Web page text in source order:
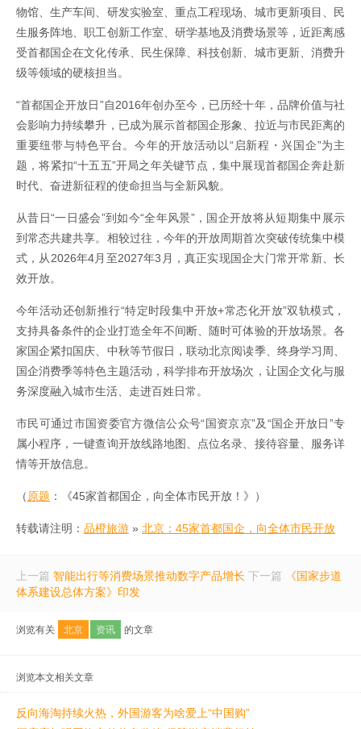
物馆、生产车间、研发实验室、重点工程现场、城市更新项目、民
生服务阵地、职工创新工作室、研学基地及消费场景等，近距离感
受首都国企在文化传承、民生保障、科技创新、城市更新、消费升
级等领域的硬核担当。
“首都国企开放日”自2016年创办至今，已历经十年，品牌价值与社
会影响力持续攀升，已成为展示首都国企形象、拉近与市民距离的
重要纽带与特色平台。今年的开放活动以“启新程・兴国企”为主
题，将紧扣“十五五”开局之年关键节点，集中展现首都国企奔赴新
时代、奋进新征程的使命担当与全新风貌。
从昔日“一日盛会”到如今“全年风景”，国企开放将从短期集中展示
到常态共建共享。相较过往，今年的开放周期首次突破传统集中模
式，从2026年4月至2027年3月，真正实现国企大门常开常新、长
效开放。
今年活动还创新推行“特定时段集中开放+常态化开放”双轨模式，
支持具备条件的企业打造全年不间断、随时可体验的开放场景。各
家国企紧扣国庆、中秋等节假日，联动北京阅读季、终身学习周、
国企消费季等特色主题活动，科学排布开放场次，让国企文化与服
务深度融入城市生活、走进百姓日常。
市民可通过市国资委官方微信公众号“国资京京”及“国企开放日”专
属小程序，一键查询开放线路地图、点位名录、接待容量、服务详
情等开放信息。
（原题 ：《45家首都国企，向全体市民开放！》）
转载请注明： 品橙旅游 » 北京：45家首都国企，向全体市民开放
上一篇 智能出行等消费场景推动数字产品增长 下一篇
《国家步道
体系建设总体方案》印发
浏览有关 北京 资讯 的文章
浏览本文相关文章
反向海淘持续火热，外国游客为啥爱上“中国购”